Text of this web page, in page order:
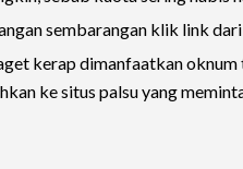
sembarangan klik link
kerap dimanfaatkan
ke situs palsu yang